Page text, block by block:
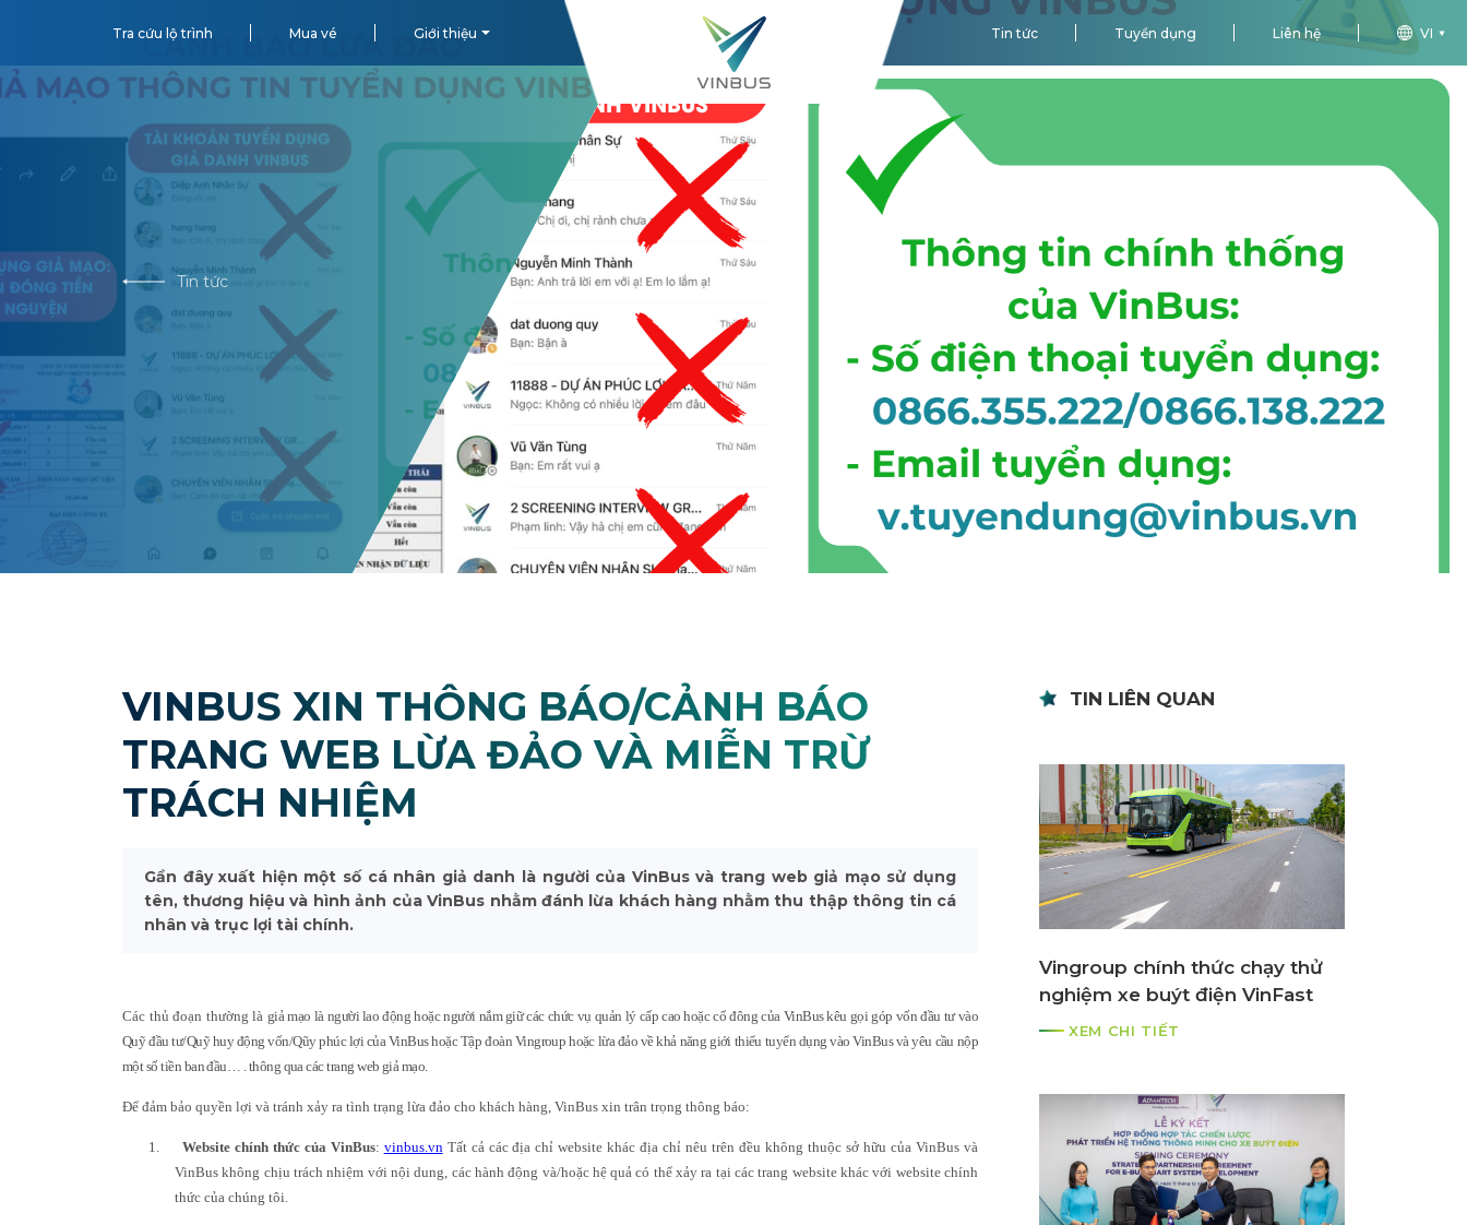
Tra cứu lộ trình Mua vé Giới thiệu Tin tức Tuyển dụng Liên hệ VI
Tin tức
VINBUS XIN THÔNG BÁO/CẢNH BÁO
TRANG WEB LỪA ĐẢO VÀ MIỄN TRỪ
TRÁCH NHIỆM
Gần đây xuất hiện một số cá nhân giả danh là người của VinBus và trang web giả mạo sử dụng
tên, thương hiệu và hình ảnh của VinBus nhằm đánh lừa khách hàng nhằm thu thập thông tin cá
nhân và trục lợi tài chính.
Các thủ đoạn thường là giả mạo là người lao động hoặc người nắm giữ các chức vụ quản lý cấp cao hoặc cổ đông của VinBus kêu gọi góp vốn đầu tư vào
Quỹ đầu tư/Quỹ huy động vốn/Qũy phúc lợi của VinBus hoặc Tập đoàn Vingroup hoặc lừa đảo về khả năng giới thiểu tuyển dụng vào VinBus và yêu cầu nộp
một số tiền ban đầu… . thông qua các trang web giả mạo.
Để đảm bảo quyền lợi và tránh xảy ra tình trạng lừa đảo cho khách hàng, VinBus xin trân trọng thông báo:
1. Website chính thức của VinBus: vinbus.vn Tất cả các địa chỉ website khác địa chỉ nêu trên đều không thuộc sở hữu của VinBus và
VinBus không chịu trách nhiệm với nội dung, các hành động và/hoặc hệ quả có thể xảy ra tại các trang website khác với website chính
thức của chúng tôi.
TIN LIÊN QUAN
Vingroup chính thức chạy thử
nghiệm xe buýt điện VinFast
XEM CHI TIẾT